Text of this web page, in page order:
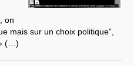
on
mais sur un choix politique”,
(…)